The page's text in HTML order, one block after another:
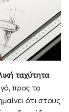
ταχύτητα
προς το
ότι στους